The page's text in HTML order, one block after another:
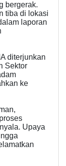
bergerak.
tiba di lokasi
laporan
diterjunkan
Sektor
ke
Upaya